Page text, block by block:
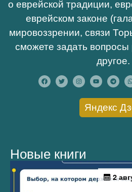
о еврейской традиции,
еврейском законе
мировоззрении, связи
сможете задать вопросы
другое.
Яндекс
Новые книги